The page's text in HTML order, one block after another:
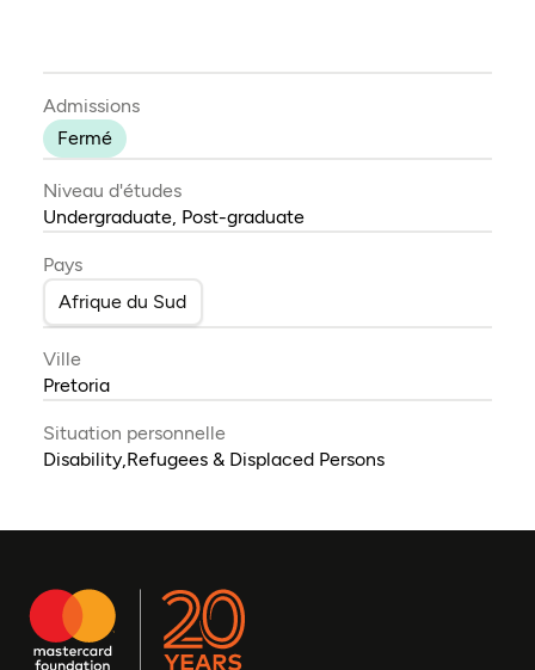
Admissions
Fermé
Niveau d'études
Undergraduate, Post-graduate
Pays
Afrique du Sud
Ville
Pretoria
Situation personnelle
Disability,Refugees & Displaced Persons